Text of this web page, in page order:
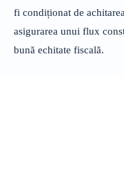
fi condiționat de
asigurarea unui flux
bună echitate fiscală.